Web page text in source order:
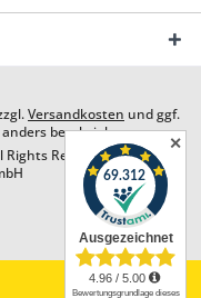
Versandkosten und ggf.
beschrieben
Reserved. Design by
✕